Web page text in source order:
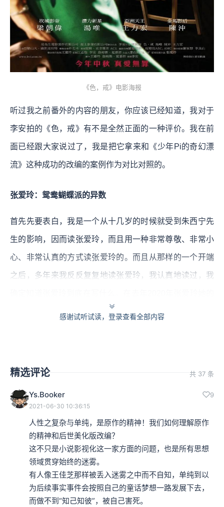
《色，戒》电影海报
听过我之前番外的内容的朋友，你应该已经知道，我对于
李安拍的《色，戒》有不是全然正面的一种评价。我在前
面已经跟大家说过了，我是把它拿来和《少年Pi的奇幻漂
流》这种成功的改编的案例作为对比对照的。
张爱玲：鸳鸯蝴蝶派的异数
首先先要表白，我是一个从十几岁的时候就受到朱西宁先
生的影响，因而读张爱玲，而且用一种非常尊敬、非常小
心、非常认真的方式读张爱玲的。而且从那样的一个开端
之后，多年来我反反复复地读张爱玲，我认真地读过，我
百年纪念，我曾经录制了13集的解读节目，其中有部分的
蝶派这个小说派别当中的一个异数，所谓异数，意味着从
表面上看，张爱玲用了那种鸳鸯蝴蝶派非常华丽、非常浪
漫的外衣，但是骨子里她装的却是非常冷静、非常尖锐的
人性的观察和剖析。
张爱玲从鸳鸯蝴蝶派出来，当然她的小说有鸳鸯蝴蝶的内
容——她写爱情。但是在她所写的爱情当中，你注意看的
话你就会知道，充满了各式各样的人情算计。
感谢试听试读，登录查看全部内容
精选评论 共 37 条
Ys.Booker 9
2021-06-30 10:36:15
人性之复杂与单纯，是原作的精神！我们如何理解原作
的精神和后世美化版改编？
这不只是小说影视化这一家方面的问题，也是所有思想
领域贯穿始终的迷雾。
有人像王佳芝那样被丢入迷雾之中而不自知，单纯到以
为后续事实事件会按照自己的童话梦想一路发展下去，
而做不到“知己知彼”，被自己害死。